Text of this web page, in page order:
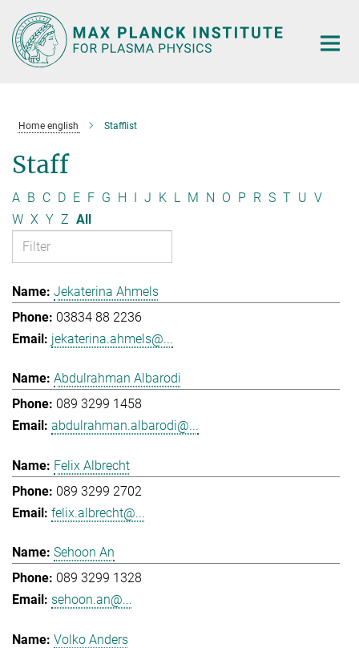
Main-
Content
Home english Stafflist
Staff
A B C D E F G H I J K L M N O P R S T U V
W X Y Z All
Jekaterina Ahmels
03834 88 2236
jekaterina.ahmels@...
Abdulrahman Albarodi
089 3299 1458
abdulrahman.albarodi@...
Felix Albrecht
089 3299 2702
felix.albrecht@...
Sehoon An
089 3299 1328
sehoon.an@...
Volko Anders